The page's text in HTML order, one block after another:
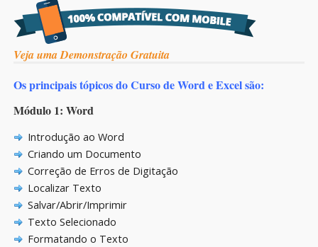
Veja uma Demonstração Gratuita
Os principais tópicos do Curso de Word e Excel são:
Módulo 1: Word
Introdução ao Word
Criando um Documento
Correção de Erros de Digitação
Localizar Texto
Salvar/Abrir/Imprimir
Texto Selecionado
Formatando o Texto